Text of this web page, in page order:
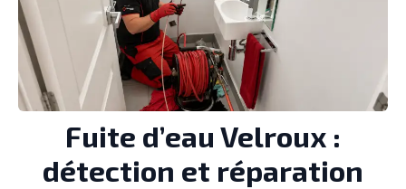
Fuite d’eau Velroux :
détection et réparation